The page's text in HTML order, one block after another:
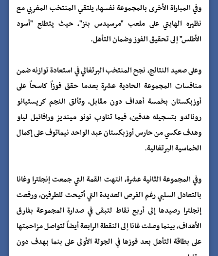
وفي المباراة الأخرى بالمجموعة نفسها، يلتقي المنتخب المغربي مع
نظيره الهايتي على ملعب "مرسيدس بنز"، حيث يتطلع "أسود
الأطلس" إلى تحقيق الفوز وضمان التأهل.
وعلى صعيد النتائج، نجح المنتخب البرتغالي في استعادة توازنه ضمن
منافسات المجموعة الحادية عشرة بعدما حقق فوزاً كاسحاً على
أوزبكستان بخمسة أهداف دون مقابل، وتألق النجم كريستيانو
رونالدو بتسجيله هدفين، فيما تناوب نونو مينديز ورافائيل لياو
وهدف عكسي من حارس أوزبكستان عبد الواحد نيماتوف على إكمال
الخماسية البرتغالية.
وفي المجموعة الثانية عشرة، انتهت القمة التي جمعت إنجلترا وغانا
بالتعادل السلبي رغم الفرص العديدة التي أتيحت للطرفين، ورفعت
إنجلترا رصيدها إلى أربع نقاط لتبقى في صدارة المجموعة بفارق
الأهداف، بينما وصلت غانا إلى النقطة الرابعة أيضاً لتواصل مزاحمتها
على بطاقة التأهل بعد فوزها في الجولة الأولى على بنما بهدف دون